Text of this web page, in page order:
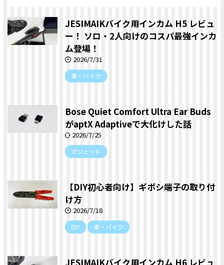
JESIMAIKバイク用インカム H5 レビュ
ー！ ソロ・2人向けのコスパ最強インカ
ム登場！
2026/7/31
車・バイク
Bose Quiet Comfort Ultra Ear Buds
がaptX Adaptiveで大化けした話
2026/7/25
ガジェット
【DIY初心者向け】ギボシ端子の取り付
け方
2026/7/18
DIY 車・バイク
JESIMAIKバイク用インカム H6 レビュ